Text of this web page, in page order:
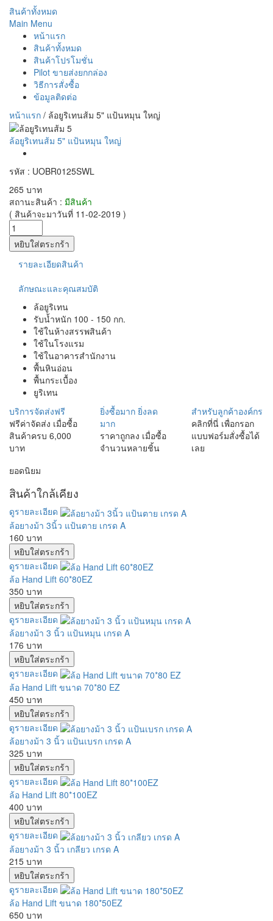
สินค้าทั้งหมด
Main Menu
หน้าแรก
สินค้าทั้งหมด
สินค้าโปรโมชั่น
Pilot ขายส่งยกกล่อง
วิธีการสั่งซื้อ
ข้อมูลติดต่อ
หน้าแรก / ล้อยูริเทนส้ม 5" แป้นหมุน ใหญ่
ล้อยูริเทนส้ม 5" แป้นหมุน ใหญ่
รหัส : UOBR0125SWL
265 บาท
สถานะสินค้า : มีสินค้า
( สินค้าจะมาวันที่ 11-02-2019 )
รายละเอียดสินค้า
ลักษณะและคุณสมบัติ
ล้อยูริเทน
รับน้ำหนัก 100 - 150 กก.
ใช้ในห้างสรรพสินค้า
ใช้ในโรงแรม
ใช้ในอาคารสำนักงาน
พื้นหินอ่อน
พื้นกระเบื้อง
ยูริเทน
บริการจัดส่งฟรี
ฟรีค่าจัดส่ง เมื่อซื้อ
สินค้าครบ 6,000
บาท
ยิ่งซื้อมาก ยิ่งลด
มาก
ราคาถูกลง เมื่อซื้อ
จำนวนหลายชิ้น
สำหรับลูกค้าองค์กร
คลิกที่นี่ เพื่อกรอก
แบบฟอร์มสั่งซื้อได้
เลย
ยอดนิยม
สินค้าใกล้เคียง
ดูรายละเอียด
ล้อยางม้า 3นิ้ว แป้นตาย เกรด A
160 บาท
ดูรายละเอียด
ล้อ Hand Lift 60*80EZ
350 บาท
ดูรายละเอียด
ล้อยางม้า 3 นิ้ว แป้นหมุน เกรด A
176 บาท
ดูรายละเอียด
ล้อ Hand Lift ขนาด 70*80 EZ
450 บาท
ดูรายละเอียด
ล้อยางม้า 3 นิ้ว แป้นเบรก เกรด A
325 บาท
ดูรายละเอียด
ล้อ Hand Lift 80*100EZ
400 บาท
ดูรายละเอียด
ล้อยางม้า 3 นิ้ว เกลียว เกรด A
215 บาท
ดูรายละเอียด
ล้อ Hand Lift ขนาด 180*50EZ
650 บาท